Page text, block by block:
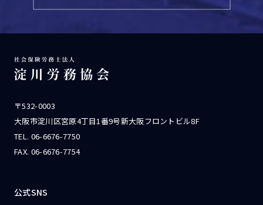
〒532-0003
大阪市淀川区宮原4丁目1番9号新大阪フロントビル8F
TEL. 06-6676-7750
FAX. 06-6676-7754
公式SNS